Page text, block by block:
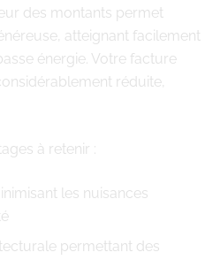
des montants permet
atteignant facilement
énergie. Votre facture
réduite,
à retenir :
les nuisances
permettant des